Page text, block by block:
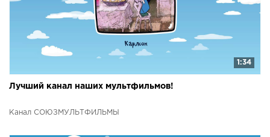
1:34
Лучший канал наших мультфильмов!
Канал СОЮЗМУЛЬТФИЛЬМЫ